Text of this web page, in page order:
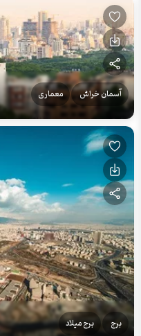
آسمان خراش معماری
برج برج میلاد